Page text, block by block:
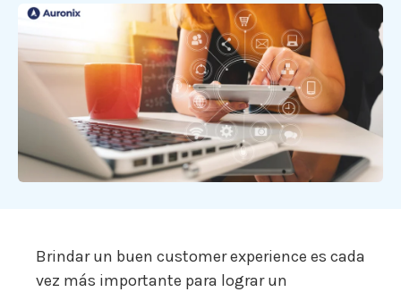
Brindar un buen customer experience es cada
vez más importante para lograr un